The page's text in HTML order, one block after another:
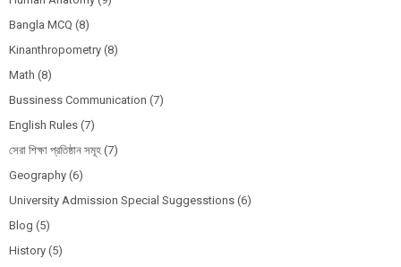
Bangla MCQ (8)
Kinanthropometry (8)
Math (8)
Bussiness Communication (7)
English Rules (7)
সেরা শিক্ষা প্রতিষ্ঠান সমূহ (7)
Geography (6)
University Admission Special Suggesstions (6)
Blog (5)
History (5)